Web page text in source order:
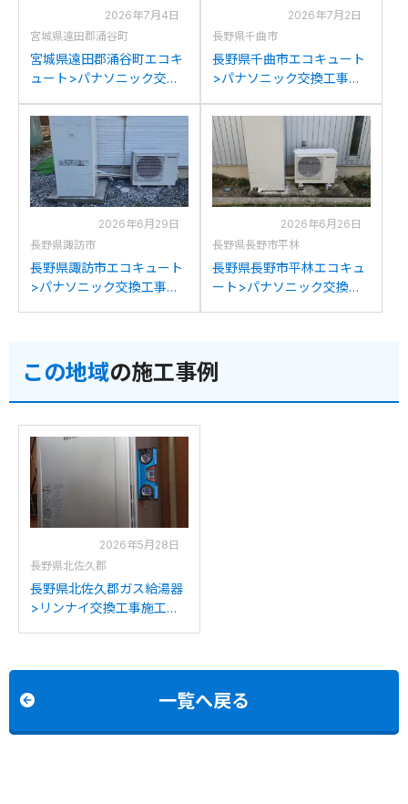
2026年7月4日
宮城県遠田郡涌谷町
宮城県遠田郡涌谷町エコキ
ュート>パナソニック交換
クHE-F37EQからパナソニ
ックHE-LS37LQSへの交換
2026年7月2日
長野県千曲市
長野県千曲市エコキュート
>パナソニック交換工事施
37G3QUBからパナソニッ
クHE-LS37LQSへの交換
2026年6月29日
長野県諏訪市
長野県諏訪市エコキュート
>パナソニック交換工事施
2026年6月26日
長野県長野市平林
長野県長野市平林エコキュ
ート>パナソニック交換工
この地域の施工事例
2026年5月28日
長野県北佐久郡
長野県北佐久郡ガス給湯器
>リンナイ交換工事施工事
一覧へ戻る